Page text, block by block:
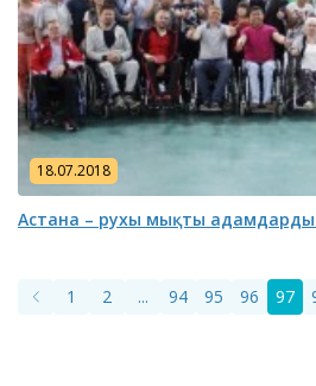
18.07.2018
Астана – рухы мықты
1 2 ... 94 95 96 97